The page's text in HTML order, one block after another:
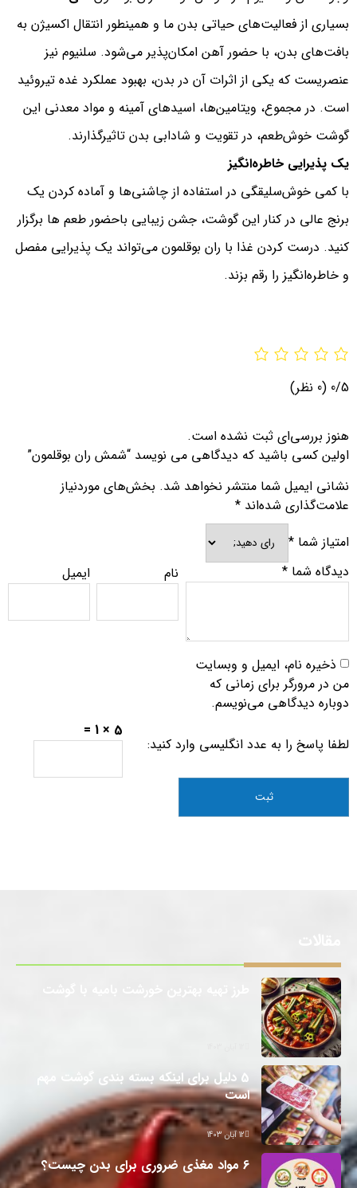
بسیاری از فعالیت‌های حیاتی بدن ما و همینطور انتقال اکسیژن به
بافت‌های بدن، با حضور آهن امکان‌پذیر می‌شود. سلنیوم نیز
عنصریست که یکی از اثرات آن در بدن، بهبود عملکرد غده تیروئید
است. در مجموع، ویتامین‌ها، اسیدهای آمینه و مواد معدنی این
گوشت خوش‌طعم، در تقویت و شادابی بدن تاثیرگذارند.
یک پذیرایی خاطره‌انگیز
با کمی خوش‌سلیقگی در استفاده از چاشنی‌ها و آماده کردن یک
برنج عالی در کنار این گوشت، جشن زیبایی باحضور طعم ‌ها برگزار
کنید. درست کردن غذا با ران بوقلمون می‌تواند یک پذیرایی مفصل
و خاطره‌انگیز را رقم بزند.
0/5 (0 نظر)
هنوز بررسی‌ای ثبت نشده است.
اولین کسی باشید که دیدگاهی می نویسد “شمش ران بوقلمون”
نشانی ایمیل شما منتشر نخواهد شد. بخش‌های موردنیاز
علامت‌گذاری شده‌اند *
امتیاز شما *
دیدگاه شما * نام ایمیل
ذخیره نام، ایمیل و وبسایت
من در مرورگر برای زمانی که
دوباره دیدگاهی می‌نویسم.
لطفا پاسخ را به عدد انگلیسی وارد کنید:
5 × 1 =
5 دلیل برای اینکه بسته بندی گوشت مهم
است
12 آبان 1403
6 مواد مغذی ضروری برای بدن چیست؟